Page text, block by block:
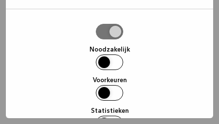
Noodzakelijk
Voorkeuren
Statistieken